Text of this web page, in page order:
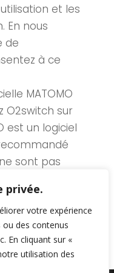
privée.
votre expérience
des contenus
En cliquant sur «
utilisation des
et les
En nous
de
à ce
MATOMO
O2switch sur
est un logiciel
sont pas
du site
utilisateur.